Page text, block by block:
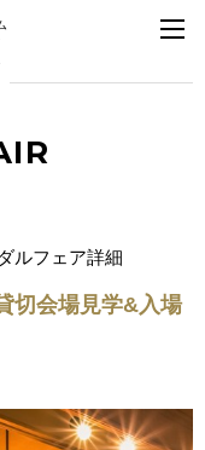
ルフェア詳細
切会場見学&入場